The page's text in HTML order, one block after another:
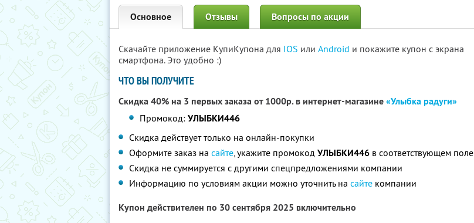
Основное Отзывы Вопросы по акции
Скачайте приложение КупиКупона для IOS или Android и покажите купон с экрана
смартфона. Это удобно :)
ЧТО ВЫ ПОЛУЧИТЕ
Скидка 40% на 3 первых заказа от 1000р. в интернет-магазине«Улыбка радуги»
Промокод:УЛЫБКИ446
Скидка действует только на онлайн-покупки
Оформите заказ на сайте, укажите промокод УЛЫБКИ446 в соответствующем поле
Скидка не суммируется с другими спецпредложениями компании
Информацию по условиям акции можно уточнить на сайте компании
Купон действителен по 30 сентября 2025 включительно